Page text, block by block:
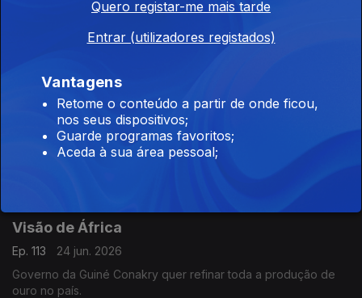
África do Sul: falência de Joanesburgo e ameaça xenófoba.
Visão de África
25 jun. 2026
Senado do Zimbabwe muda Constituição. Grande operação
Visão de África
Ep. 113
24 jun. 2026
Governo da Guiné Conakry quer refinar toda a produção de
ouro no país.
Quero registar-me mais tarde
Entrar (utilizadores registados)
Vantagens
Retome o conteúdo a partir de onde ficou,
nos seus dispositivos;
Guarde programas favoritos;
Aceda à sua área pessoal;